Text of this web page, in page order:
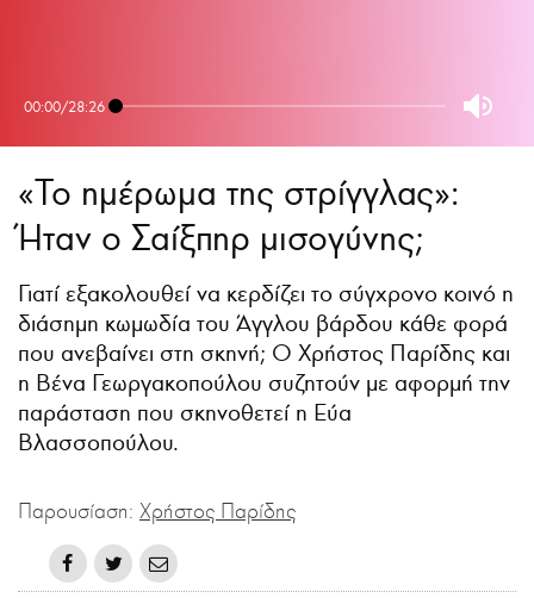
«Το ημέρωμα της στρίγγλας»:
Ήταν ο Σαίξπηρ μισογύνης;
Γιατί εξακολουθεί να κερδίζει το σύγχρονο κοινό η
διάσημη κωμωδία του Άγγλου βάρδου κάθε φορά
που ανεβαίνει στη σκηνή; Ο Χρήστος Παρίδης και
η Βένα Γεωργακοπούλου συζητούν με αφορμή την
παράσταση που σκηνοθετεί η Εύα
Βλασσοπούλου.
00:00/28:26
Παρουσίαση: Χρήστος Παρίδης